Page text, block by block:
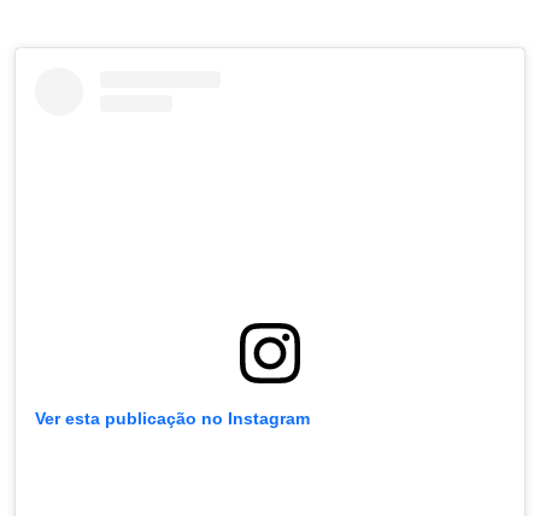
Ver esta publicação no Instagram